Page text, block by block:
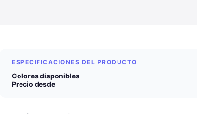
ESPECIFICACIONES DEL PRODUCTO
Colores disponibles
Precio desde